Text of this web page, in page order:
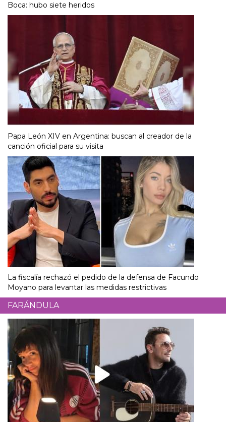
Boca: hubo siete heridos
Papa León XIV en Argentina: buscan al creador de la
canción oficial para su visita
La fiscalía rechazó el pedido de la defensa de Facundo
Moyano para levantar las medidas restrictivas
FARÁNDULA